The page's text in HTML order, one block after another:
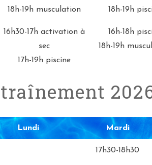
18h-19h musculation
18h-19h
16h30-17h activation à
sec
17h-19h piscine
16h-18h
18h-19h
Lundi Mardi
Mardi
17h30-18h30